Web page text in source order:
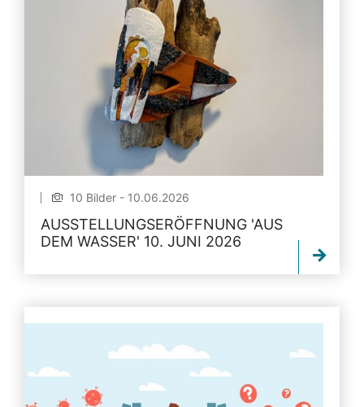
10 Bilder - 10.06.2026
AUSSTELLUNGSERÖFFNUNG 'AUS
DEM WASSER' 10. JUNI 2026